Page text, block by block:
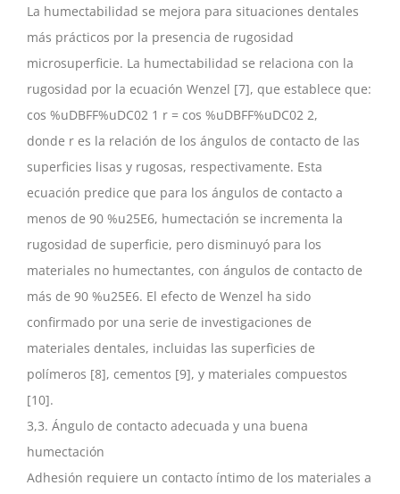
La humectabilidad se mejora para situaciones dentales
más prácticos por la presencia de rugosidad
microsuperficie. La humectabilidad se relaciona con la
rugosidad por la ecuación Wenzel [7], que establece que:
cos %uDBFF%uDC02 1 r = cos %uDBFF%uDC02 2,
donde r es la relación de los ángulos de contacto de las
superficies lisas y rugosas, respectivamente. Esta
ecuación predice que para los ángulos de contacto a
menos de 90 %u25E6, humectación se incrementa la
rugosidad de superficie, pero disminuyó para los
materiales no humectantes, con ángulos de contacto de
más de 90 %u25E6. El efecto de Wenzel ha sido
confirmado por una serie de investigaciones de
materiales dentales, incluidas las superficies de
polímeros [8], cementos [9], y materiales compuestos
[10].
3,3. Ángulo de contacto adecuada y una buena
humectación
Adhesión requiere un contacto íntimo de los materiales a